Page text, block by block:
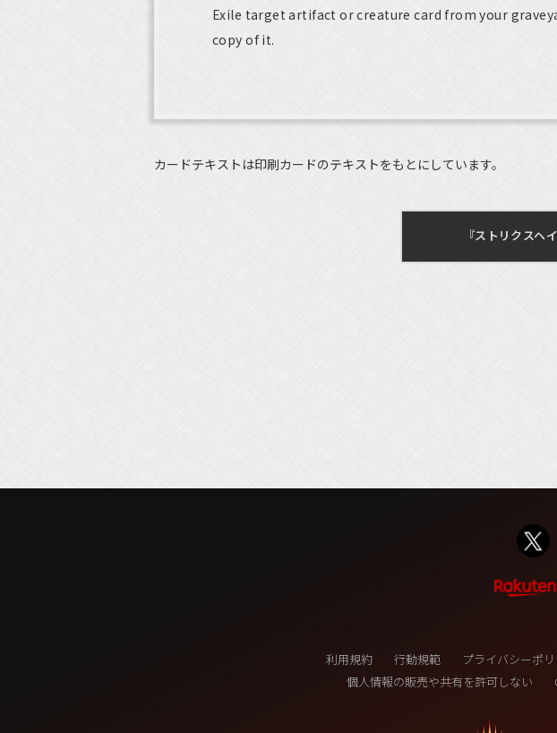
Exile target artifact or creature card from your
copy of it.
カードテキストは印刷カードのテキストをもとにしています。
『ストリクスヘ
利用規約 行動規範 プライバシーポ
個人情報の販売や共有を許可しない